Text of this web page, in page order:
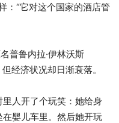
“它对这个国家的酒店管
普鲁内拉·伊林沃斯
经济状况却日渐衰落。
人开了个玩笑：她给身
婴儿车里。然后她开玩